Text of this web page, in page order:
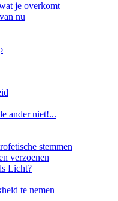
je overkomt
nu
ander niet!...
stemmen
verzoenen
Licht?
te nemen